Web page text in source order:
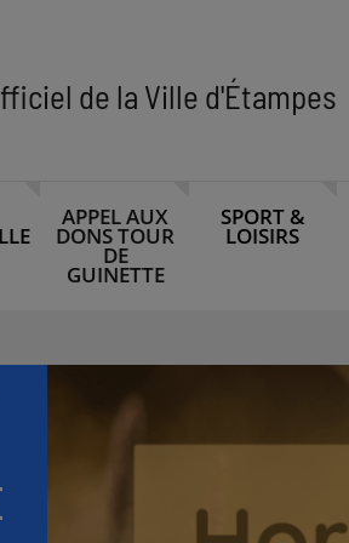
de la Ville d'Étampes
APPEL AUX
DONS TOUR
DE
GUINETTE
SPORT &
LOISIRS